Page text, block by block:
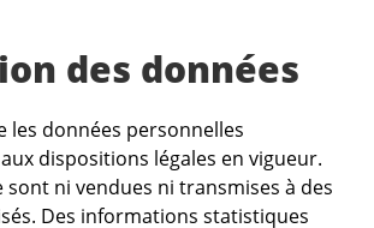
des données
les données personnelles
dispositions légales en vigueur.
sont ni vendues ni transmises à des
Des informations statistiques